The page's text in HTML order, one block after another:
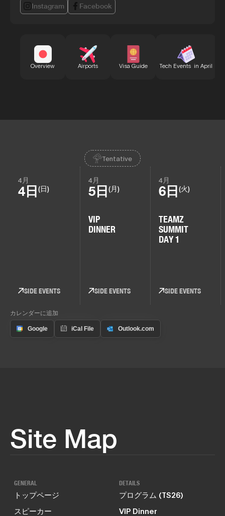
Instagram Facebook
Overview Airports Visa Guide Tech Events in April
Tentative
4月
4日 (日)
SIDE EVENTS
4月
5日 (月)
VIP
DINNER
SIDE EVENTS
4月
6日 (火)
TEAMZ
SUMMIT
DAY 1
SIDE EVENTS
カレンダーに追加
Site Map
GENERAL
トップページ
スピーカー
DETAILS
プログラム (TS26)
VIP Dinner